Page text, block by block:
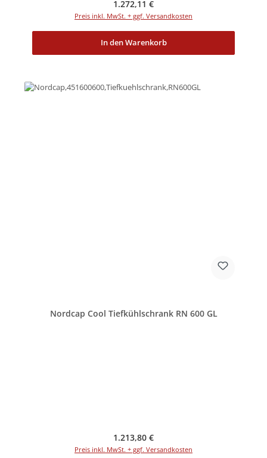
Regulärer Preis:
1.272,11 €
Preis inkl. MwSt. + ggf. Versandkosten
In den Warenkorb
Nordcap Cool Tiefkühlschrank RN 600 GL
Regulärer Preis:
1.213,80 €
Preis inkl. MwSt. + ggf. Versandkosten